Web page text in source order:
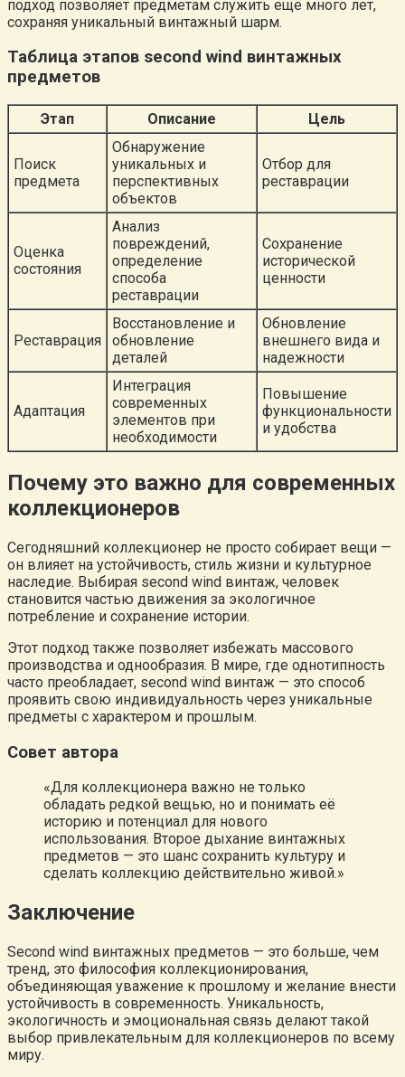
подход позволяет предметам служить ещё много лет,
сохраняя уникальный винтажный шарм.
Таблица этапов second wind винтажных
предметов
Этап Описание Цель
Поиск
предмета
Обнаружение
уникальных и
перспективных
объектов
Отбор для
реставрации
Оценка
состояния
Анализ
повреждений,
определение
способа
реставрации
Сохранение
исторической
ценности
Реставрация
Восстановление и
обновление
деталей
Обновление
внешнего вида и
надежности
Адаптация
Интеграция
современных
элементов при
необходимости
Повышение
функциональности
и удобства
Почему это важно для современных
коллекционеров
Сегодняшний коллекционер не просто собирает вещи —
он влияет на устойчивость, стиль жизни и культурное
наследие. Выбирая second wind винтаж, человек
становится частью движения за экологичное
потребление и сохранение истории.
Этот подход также позволяет избежать массового
производства и однообразия. В мире, где однотипность
часто преобладает, second wind винтаж — это способ
проявить свою индивидуальность через уникальные
предметы с характером и прошлым.
Совет автора
«Для коллекционера важно не только
обладать редкой вещью, но и понимать её
историю и потенциал для нового
использования. Второе дыхание винтажных
предметов — это шанс сохранить культуру и
сделать коллекцию действительно живой.»
Заключение
Second wind винтажных предметов — это больше, чем
тренд, это философия коллекционирования,
объединяющая уважение к прошлому и желание внести
устойчивость в современность. Уникальность,
экологичность и эмоциональная связь делают такой
выбор привлекательным для коллекционеров по всему
миру.